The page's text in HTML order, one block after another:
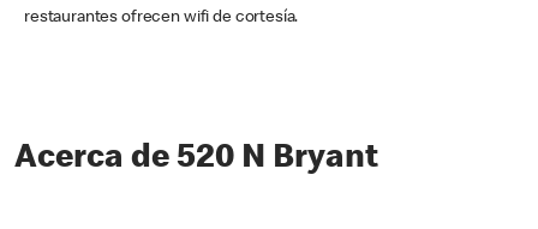
restaurantes ofrecen wifi de cortesía.
Acerca de 520 N Bryant